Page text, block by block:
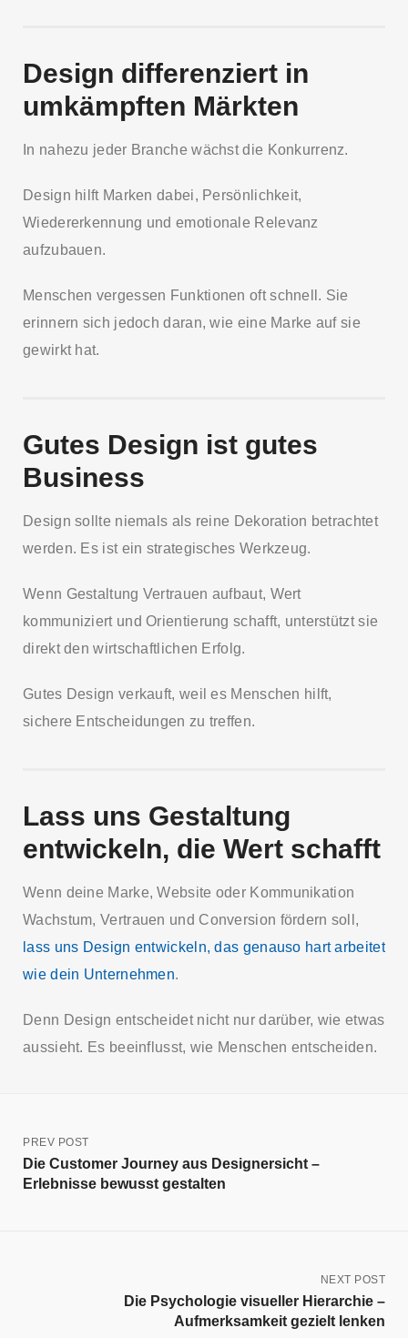
Design differenziert in
umkämpften Märkten
In nahezu jeder Branche wächst die Konkurrenz.
Design hilft Marken dabei, Persönlichkeit,
Wiedererkennung und emotionale Relevanz
aufzubauen.
Menschen vergessen Funktionen oft schnell. Sie
erinnern sich jedoch daran, wie eine Marke auf sie
gewirkt hat.
Gutes Design ist gutes
Business
Design sollte niemals als reine Dekoration betrachtet
werden. Es ist ein strategisches Werkzeug.
Wenn Gestaltung Vertrauen aufbaut, Wert
kommuniziert und Orientierung schafft, unterstützt sie
direkt den wirtschaftlichen Erfolg.
Gutes Design verkauft, weil es Menschen hilft,
sichere Entscheidungen zu treffen.
Lass uns Gestaltung
entwickeln, die Wert schafft
Wenn deine Marke, Website oder Kommunikation
Wachstum, Vertrauen und Conversion fördern soll,
lass uns Design entwickeln, das genauso hart arbeitet
wie dein Unternehmen.
Denn Design entscheidet nicht nur darüber, wie etwas
aussieht. Es beeinflusst, wie Menschen entscheiden.
PREV POST
Die Customer Journey aus Designersicht –
Erlebnisse bewusst gestalten
NEXT POST
Die Psychologie visueller Hierarchie –
Aufmerksamkeit gezielt lenken